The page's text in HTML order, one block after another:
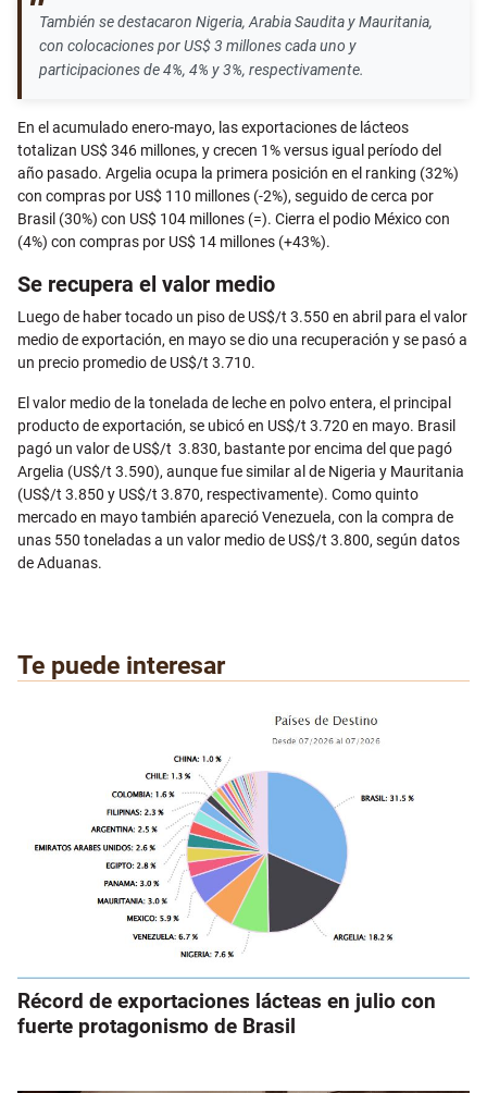
También se destacaron Nigeria, Arabia Saudita y Mauritania,
con colocaciones por US$ 3 millones cada uno y
participaciones de 4%, 4% y 3%, respectivamente.
En el acumulado enero-mayo, las exportaciones de lácteos
totalizan US$ 346 millones, y crecen 1% versus igual período del
año pasado. Argelia ocupa la primera posición en el ranking (32%)
con compras por US$ 110 millones (-2%), seguido de cerca por
Brasil (30%) con US$ 104 millones (=). Cierra el podio México con
(4%) con compras por US$ 14 millones (+43%).
Se recupera el valor medio
Luego de haber tocado un piso de US$/t 3.550 en abril para el valor
medio de exportación, en mayo se dio una recuperación y se pasó a
un precio promedio de US$/t 3.710.
El valor medio de la tonelada de leche en polvo entera, el principal
producto de exportación, se ubicó en US$/t 3.720 en mayo. Brasil
pagó un valor de US$/t 3.830, bastante por encima del que pagó
Argelia (US$/t 3.590), aunque fue similar al de Nigeria y Mauritania
(US$/t 3.850 y US$/t 3.870, respectivamente). Como quinto
mercado en mayo también apareció Venezuela, con la compra de
unas 550 toneladas a un valor medio de US$/t 3.800, según datos
de Aduanas.
Te puede interesar
Récord de exportaciones lácteas en julio con
fuerte protagonismo de Brasil